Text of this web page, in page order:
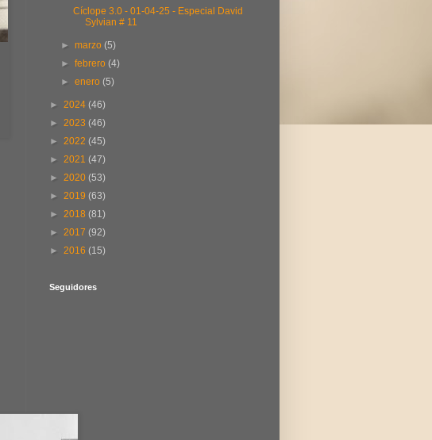
Cíclope 3.0 - 01-04-25 - Especial David
Sylvian # 11
►marzo(5)
►febrero(4)
►enero(5)
► 2024 (46)
► 2023 (46)
► 2022 (45)
► 2021 (47)
► 2020 (53)
► 2019 (63)
► 2018 (81)
► 2017 (92)
► 2016 (15)
Seguidores